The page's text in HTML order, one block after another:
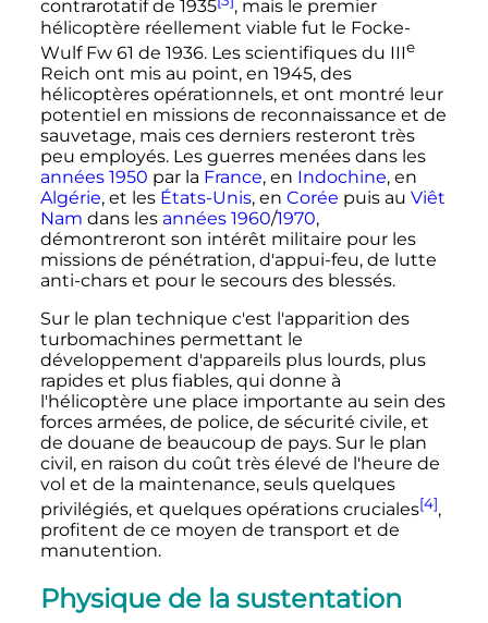
contrarotatif de 1935
, mais le premier
hélicoptère réellement viable fut le Focke-
Wulf Fw 61 de 1936. Les scientifiques du IIIe
Reich ont mis au point, en 1945, des
hélicoptères opérationnels, et ont montré leur
potentiel en missions de reconnaissance et de
sauvetage, mais ces derniers resteront très
peu employés. Les guerres menées dans les
années 1950 par la France, en Indochine, en
Algérie, et les États-Unis, en Corée puis au Viêt
Nam dans les années 1960/1970,
démontreront son intérêt militaire pour les
missions de pénétration, d'appui-feu, de lutte
anti-chars et pour le secours des blessés.
Sur le plan technique c'est l'apparition des
turbomachines permettant le
développement d'appareils plus lourds, plus
rapides et plus fiables, qui donne à
l'hélicoptère une place importante au sein des
forces armées, de police, de sécurité civile, et
de douane de beaucoup de pays. Sur le plan
civil, en raison du coût très élevé de l'heure de
vol et de la maintenance, seuls quelques
privilégiés, et quelques opérations cruciales[4],
profitent de ce moyen de transport et de
manutention.
Physique de la sustentation